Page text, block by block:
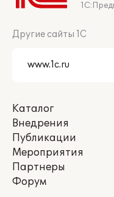
Другие сайты 1С
Каталог
Внедрения
Публикации
Мероприятия
Партнеры
Форум